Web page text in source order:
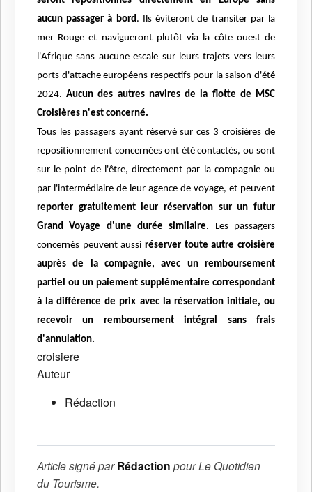
aucun passager à bord. Ils éviteront de transiter par la
mer Rouge et navigueront plutôt via la côte ouest de
l'Afrique sans aucune escale sur leurs trajets vers leurs
ports d'attache européens respectifs pour la saison d'été
2024.Aucun des autres navires de la flotte de MSC
Croisières n'est concerné.
Tous les passagers ayant réservé sur ces 3 croisières de
repositionnement concernées ont été contactés, ou sont
sur le point de l'être, directement par la compagnie ou
par l'intermédiaire de leur agence de voyage, et peuvent
reporter gratuitement leur réservation sur un futur
Grand Voyage d'une durée similaire. Les passagers
concernés peuvent aussi réserver toute autre croisière
auprès de la compagnie, avec un remboursement
partiel ou un paiement supplémentaire correspondant
à la différence de prix avec la réservation initiale, ou
recevoir un remboursement intégral sans frais
d'annulation.
croisiere
Auteur
Rédaction
Article signé parRédaction pourLe Quotidien
du Tourisme.